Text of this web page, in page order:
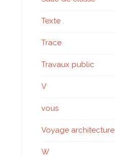
Texte .
Trace
Travaux public
V
vous
Voyage architecture
W